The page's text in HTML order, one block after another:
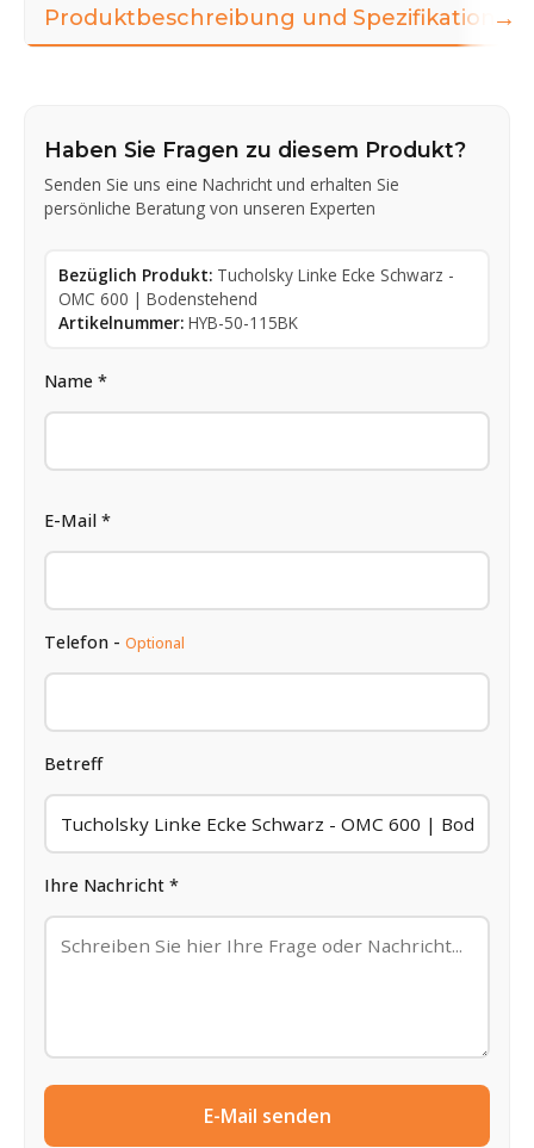
Produktbeschreibung und Spezifikationen
Haben Sie Fragen zu diesem Produkt?
Senden Sie uns eine Nachricht und erhalten Sie
persönliche Beratung von unseren Experten
Bezüglich Produkt: Tucholsky Linke Ecke Schwarz -
OMC 600 | Bodenstehend
Artikelnummer: HYB-50-115BK
Name *
E-Mail *
Telefon - Optional
Betreff
Ihre Nachricht *
E-Mail senden
→